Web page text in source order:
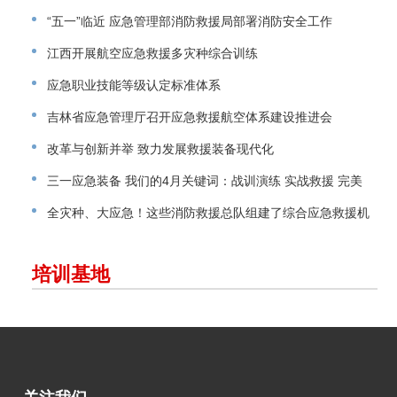
“五一”临近 应急管理部消防救援局部署消防安全工作
江西开展航空应急救援多灾种综合训练
应急职业技能等级认定标准体系
吉林省应急管理厅召开应急救援航空体系建设推进会
改革与创新并举 致力发展救援装备现代化
三一应急装备 我们的4月关键词：战训演练 实战救援 完美
交付全灾种、大应急！这些消防救援总队组建了综合应急救援机
培训基地